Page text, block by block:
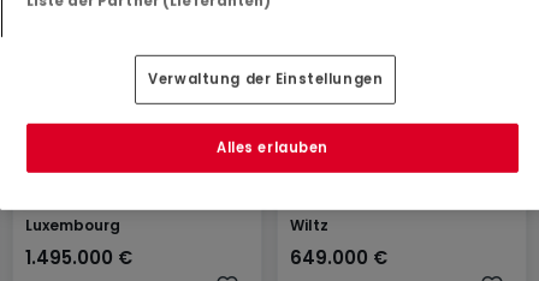
Luxembourg
1.495.000 €
Wiltz
649.000 €
Verwaltung der Einstellungen
Alles erlauben